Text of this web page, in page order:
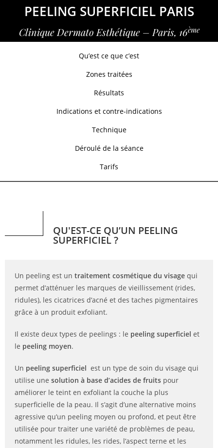
PEELING SUPERFICIEL PARIS
Clinique Dermato Esthétique – Paris, 16ème
Qu’est ce que c’est
Zones traitées
Résultats
Indications et contre-indications
Technique
Déroulé de la séance
Tarifs
QU'EST-CE QU’UN PEELING
SUPERFICIEL ?
Un peeling est un traitement cosmétique du visage qui
permet d’atténuer les marques de vieillissement (rides,
ridules), les cicatrices d’acné et des taches pigmentaires
grâce à un produit exfoliant.
Il existe deux types de peelings : le peeling superficiel et
le peeling moyen.
Un peeling superficiel est un type de soin du visage qui
utilise une solution à base d’acides de fruits pour
améliorer le teint en exfoliant la couche la plus
superficielle de la peau. Il s’agit d’une alternative moins
agressive qu’un peeling moyen ou profond, et peut être
utilisée pour traiter une variété de problèmes de peau,
notamment les ridules, les rides, l’aspect terne et les